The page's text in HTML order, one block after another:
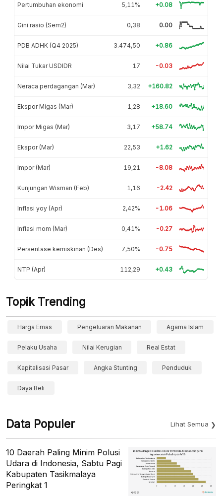
Pertumbuhan ekonomi 5,11% +0.08
Gini rasio (Sem2) 0,38 0.00
PDB ADHK (Q4 2025) 3.474,50 +0.86
Nilai Tukar USDIDR 17 -0.03
Neraca perdagangan (Mar) 3,32 +160.82
Ekspor Migas (Mar) 1,28 +18.60
Impor Migas (Mar) 3,17 +58.74
Ekspor (Mar) 22,53 +1.62
Impor (Mar) 19,21 -8.08
Kunjungan Wisman (Feb) 1,16 -2.42
Inflasi yoy (Apr) 2,42% -1.06
Inflasi mom (Mar) 0,41% -0.27
Persentase kemiskinan (Des) 7,50% -0.75
NTP (Apr) 112,29 +0.43
Topik Trending
Harga Emas Pengeluaran Makanan Agama Islam
Pelaku Usaha Nilai Kerugian Real Estat
Kapitalisasi Pasar Angka Stunting Penduduk
Daya Beli
Data Populer Lihat Semua
10 Daerah Paling Minim Polusi
Udara di Indonesia, Sabtu Pagi
Kabupaten Tasikmalaya
Peringkat 1